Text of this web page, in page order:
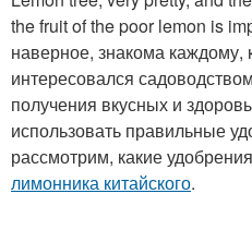
the fruit of the poor lemon is
наверное, знакома каждому,
интересовался
получения вкусных и
использовать правильные
рассмотрим, какие удобрения
лимонника китайского.